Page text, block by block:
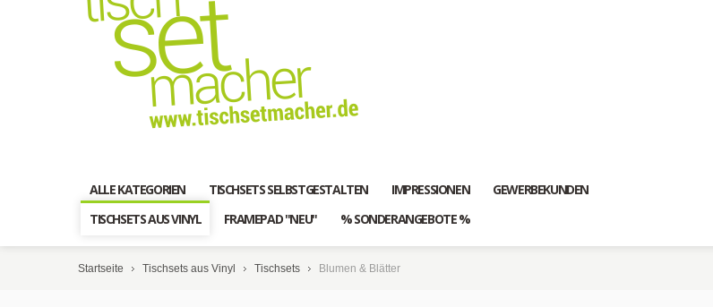
ALLE KATEGORIEN TISCHSETS SELBSTGESTALTEN IMPRESSIONEN
GEWERBEKUNDEN
TISCHSETS AUS VINYL
FRAMEPAD "NEU" % SONDERANGEBOTE %
Startseite Tischsets aus Vinyl Tischsets Blumen & Blätter